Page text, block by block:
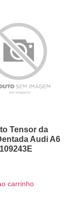
Tensor da
Audi A6
carrinho